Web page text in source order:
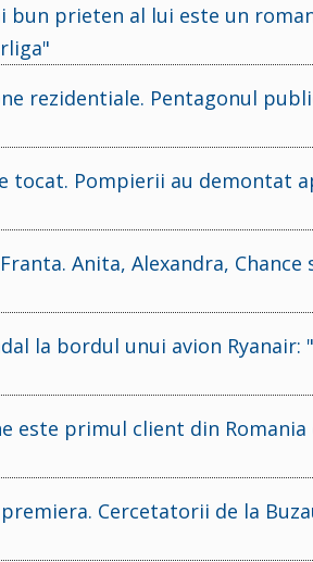
prieten al lui este un
rezidentiale. Pentagonul
tocat. Pompierii au demontat
Anita, Alexandra, Chance
la bordul unui avion Ryanair:
este primul client din
Cercetatorii de la